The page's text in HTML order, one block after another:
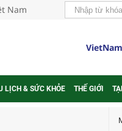
Nam
LỊCH & SỨC KHỎE THẾ GIỚI